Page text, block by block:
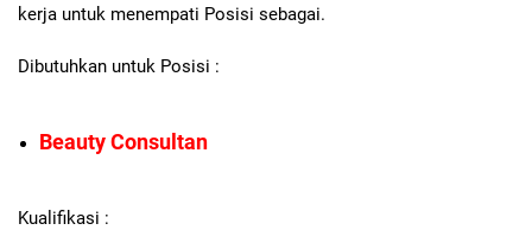
kerja untuk menempati Posisi sebagai.
Dibutuhkan untuk Posisi :
Beauty Consultan
Kualifikasi :